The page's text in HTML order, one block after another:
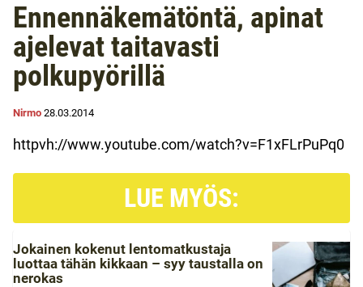
Ennennäkemätöntä, apinat
ajelevat taitavasti
polkupyörillä
Nirmo 28.03.2014
httpvh://www.youtube.com/watch?v=F1xFLrPuPq0
LUE MYÖS:
Jokainen kokenut lentomatkustaja
luottaa tähän kikkaan – syy taustalla on
nerokas